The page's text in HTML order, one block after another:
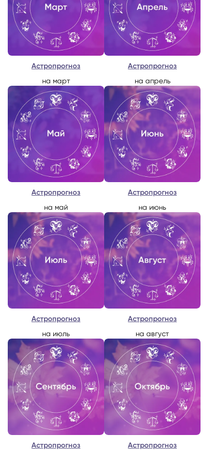
Астропрогноз
на март
Астропрогноз
на апрель
Астропрогноз
на май
Астропрогноз
на июнь
Астропрогноз
на июль
Астропрогноз
на август
Астропрогноз
Астропрогноз